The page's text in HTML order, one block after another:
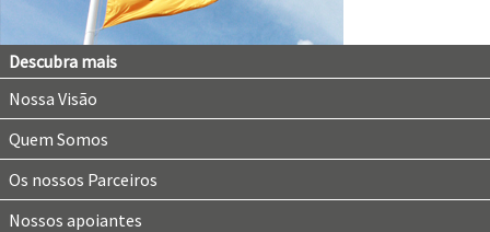
Descubra mais
Nossa Visão
Quem Somos
Os nossos Parceiros
Nossos apoiantes